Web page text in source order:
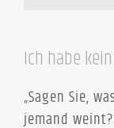
Ich habe
„Sagen Sie,
jemand